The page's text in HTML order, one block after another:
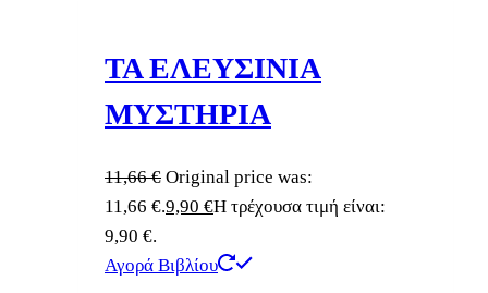
ΤΑ ΕΛΕΥΣΙΝΙΑ
ΜΥΣΤΗΡΙΑ
11,66€ Original price was:
11,66 €.9,90 €Η τρέχουσα τιμή είναι:
9,90 €.
Αγορά Βιβλίου